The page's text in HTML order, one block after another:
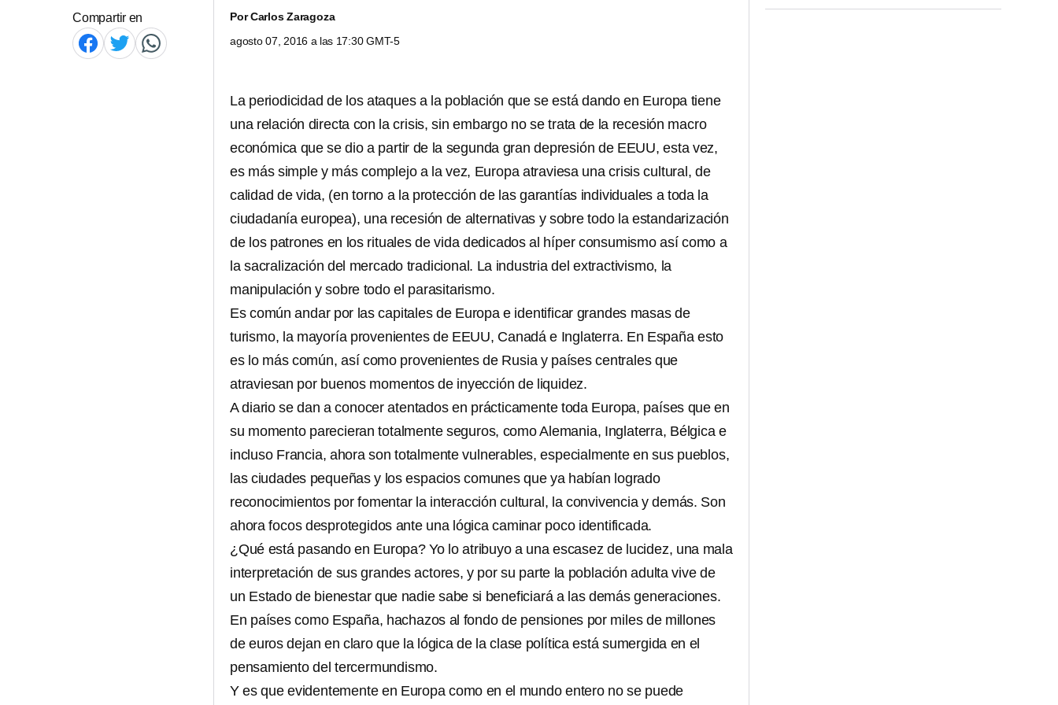
Compartir en PorCarlos Zaragoza
agosto 07, 2016 a las 17:30 GMT-5
La periodicidad de los ataques a la población que se está dando en Europa tiene
una relación directa con la crisis, sin embargo no se trata de la recesión macro
económica que se dio a partir de la segunda gran depresión de EEUU, esta vez,
es más simple y más complejo a la vez, Europa atraviesa una crisis cultural, de
calidad de vida, (en torno a la protección de las garantías individuales a toda la
ciudadanía europea), una recesión de alternativas y sobre todo la estandarización
de los patrones en los rituales de vida dedicados al híper consumismo así como a
la sacralización del mercado tradicional. La industria del extractivismo, la
manipulación y sobre todo el parasitarismo.
Es común andar por las capitales de Europa e identificar grandes masas de
turismo, la mayoría provenientes de EEUU, Canadá e Inglaterra. En España esto
es lo más común, así como provenientes de Rusia y países centrales que
atraviesan por buenos momentos de inyección de liquidez.
A diario se dan a conocer atentados en prácticamente toda Europa, países que en
su momento parecieran totalmente seguros, como Alemania, Inglaterra, Bélgica e
incluso Francia, ahora son totalmente vulnerables, especialmente en sus pueblos,
las ciudades pequeñas y los espacios comunes que ya habían logrado
reconocimientos por fomentar la interacción cultural, la convivencia y demás. Son
ahora focos desprotegidos ante una lógica caminar poco identificada.
¿Qué está pasando en Europa? Yo lo atribuyo a una escasez de lucidez, una mala
interpretación de sus grandes actores, y por su parte la población adulta vive de
un Estado de bienestar que nadie sabe si beneficiará a las demás generaciones.
En países como España, hachazos al fondo de pensiones por miles de millones
de euros dejan en claro que la lógica de la clase política está sumergida en el
pensamiento del tercermundismo.
Y es que evidentemente en Europa como en el mundo entero no se puede